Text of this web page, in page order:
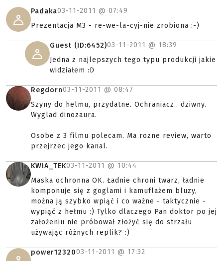
Padaka03-11-2011 @ 07:49
Prezentacja M3 - re-we-la-cyj-nie zrobiona :-)
Guest (ID:6452)03-11-2011 @ 18:39
Jedna z najlepszych tego typu produkcji jakie
widziałem :D
Regdorn03-11-2011 @ 08:47
Szyny do helmu, przydatne. Ochraniacz.. dziwny.
Wyglad dinozaura.
Osobe z 3 filmu polecam. Ma rozne review, warto
przejrzec jego kanal.
KWIA_TEK03-11-2011 @ 10:44
Maska ochronna OK. Ładnie chroni twarz, ładnie
komponuje się z goglami i kamuflażem bluzy,
można ją szybko wpiąć i co ważne - taktycznie -
wypiąć z hełmu :) Tylko dlaczego Pan doktor po jej
założeniu nie próbował złożyć się do strzału
używając różnych replik? :)
power1232003-11-2011 @ 17:32